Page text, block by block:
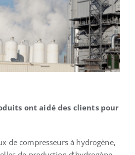
ont aidé des clients pour
de compresseurs à hydrogène,